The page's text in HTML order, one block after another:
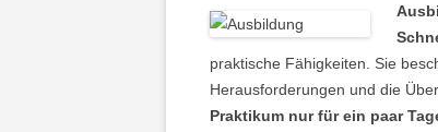
praktische Fähigkeiten. Sie
Herausforderungen und die
Praktikum nur für ein paar